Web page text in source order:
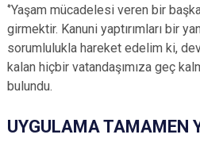
‘’Yaşam mücadelesi veren bir başka
girmektir. Kanuni yaptırımları bir
sorumlulukla hareket edelim ki,
kalan hiçbir vatandaşımıza geç
bulundu.
UYGULAMA TAMAMEN